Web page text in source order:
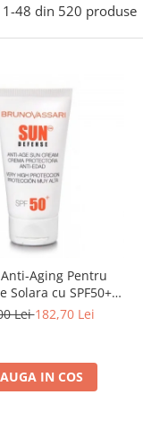
1-48 din 520 produse
Aging Pentru
Solara cu SPF50+
-Age Sun Cream
Lei182,70 Lei
IN COS